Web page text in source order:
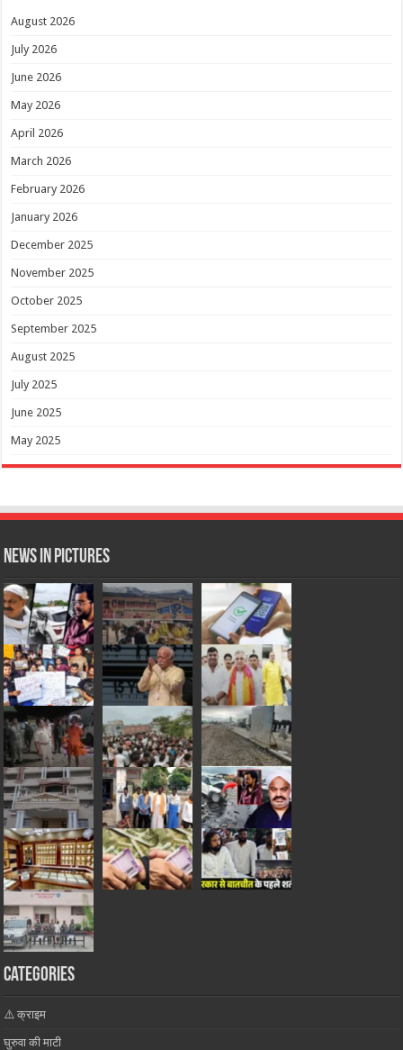
August 2026
July 2026
June 2026
May 2026
April 2026
March 2026
February 2026
January 2026
December 2025
November 2025
October 2025
September 2025
August 2025
July 2025
June 2025
May 2025
News in Pictures
Categories
⚠️ क्राइम
घुरुवा की माटी